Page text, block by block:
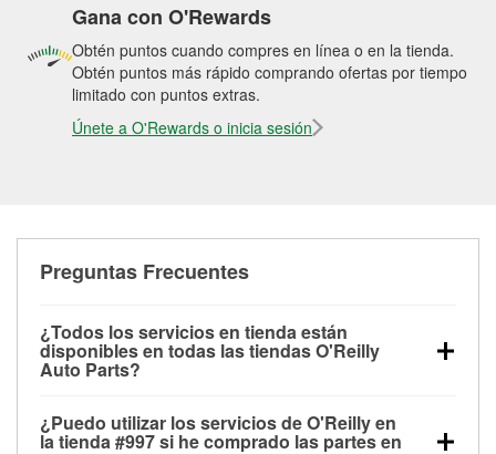
Gana con O'Rewards
Obtén puntos cuando compres en línea o en la tienda.
Obtén puntos más rápido comprando ofertas por tiempo
limitado con puntos extras.
Únete a O'Rewards o inicia sesión
Preguntas Frecuentes
¿Todos los servicios en tienda están
disponibles en todas las tiendas O'Reilly
Auto Parts?
las pruebas de batería, pruebas de alternador y
¿Puedo utilizar los servicios de O'Reilly en
la tienda #997 si he comprado las partes en